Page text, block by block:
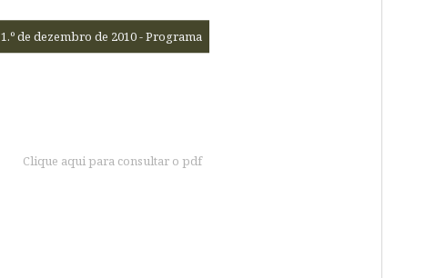
1.º de dezembro de 2010 - Programa
Clique aqui para consultar o pdf